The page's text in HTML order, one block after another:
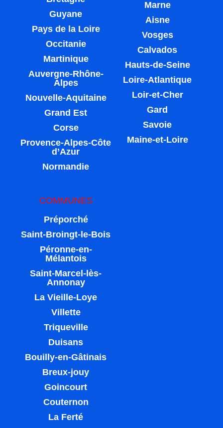
Guyane
Pays de la Loire
Occitanie
Martinique
Auvergne-Rhône-
Alpes
Nouvelle-Aquitaine
Grand Est
Corse
Provence-Alpes-Côte
d’Azur
Normandie
Marne
Aisne
Vosges
Calvados
Hauts-de-Seine
Loire-Atlantique
Loir-et-Cher
Gard
Savoie
Maine-et-Loire
COMMUNES
Préporché
Saint-Broingt-le-Bois
Péronne-en-
Mélantois
Saint-Marcel-lès-
Annonay
La Vieille-Loye
Villette
Triqueville
Duisans
Bouilly-en-Gâtinais
Breux-jouy
Goincourt
Couternon
La Ferté